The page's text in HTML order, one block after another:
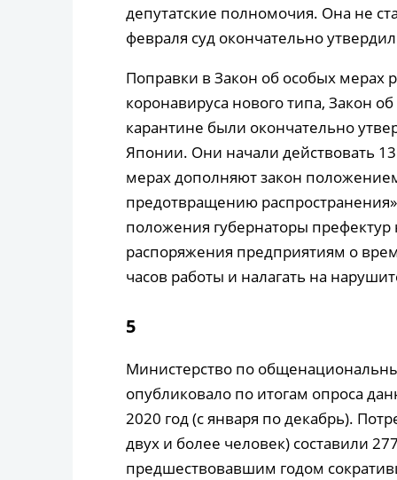
депутатские полномочия. Она не
февраля суд окончательно
Поправки в Закон об особых мерах
коронавируса нового типа, Закон
карантине были окончательно
Японии. Они начали действовать
мерах дополняют закон
предотвращению
положения губернаторы
распоряжения предприятиям о
часов работы и налагать на
5
Министерство по
опубликовало по итогам опроса
2020 год (с января по декабрь).
двух и более человек) составили
предшествовавшим годом